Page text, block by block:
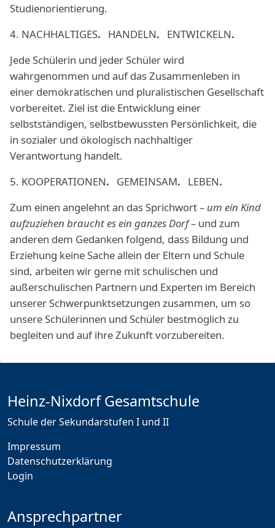
Studienorientierung.
4. NACHHALTIGES. HANDELN. ENTWICKELN.
Jede Schülerin und jeder Schüler wird
wahrgenommen und auf das Zusammenleben in
einer demokratischen und pluralistischen Gesellschaft
vorbereitet. Ziel ist die Entwicklung einer
selbstständigen, selbstbewussten Persönlichkeit, die
in sozialer und ökologisch nachhaltiger
Verantwortung handelt.
5. KOOPERATIONEN. GEMEINSAM. LEBEN.
Zum einen angelehnt an das Sprichwort – um ein Kind
aufzuziehen braucht es ein ganzes Dorf – und zum
anderen dem Gedanken folgend, dass Bildung und
Erziehung keine Sache allein der Eltern und Schule
sind, arbeiten wir gerne mit schulischen und
außerschulischen Partnern und Experten im Bereich
unserer Schwerpunktsetzungen zusammen, um so
unsere Schülerinnen und Schüler bestmöglich zu
begleiten und auf ihre Zukunft vorzubereiten.
Heinz-Nixdorf Gesamtschule
Schule der Sekundarstufen I und II
Impressum
Datenschutzerklärung
Login
Ansprechpartner